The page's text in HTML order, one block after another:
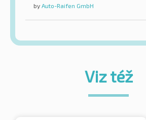
by Auto-Raifen GmbH
Viz též